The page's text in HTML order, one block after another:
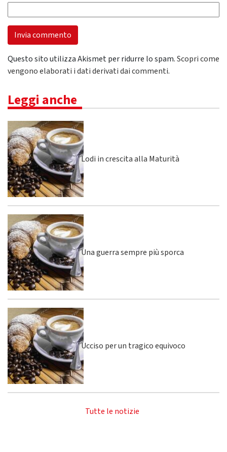
Questo sito utilizza Akismet per ridurre lo spam.Scopri come
vengono elaborati i dati derivati dai commenti.
Leggi anche
Lodi in crescita alla Maturità
Una guerra sempre più sporca
Ucciso per un tragico equivoco
Tutte le notizie